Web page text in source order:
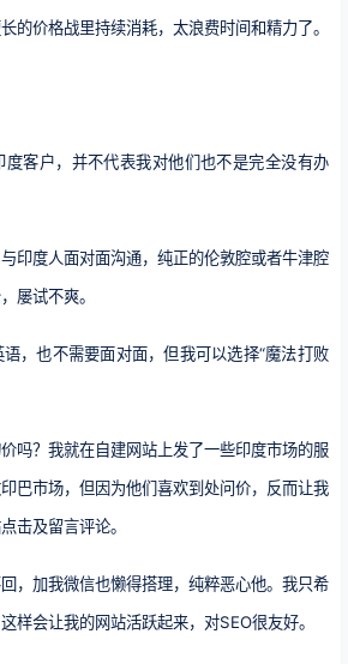
的价格战里持续消耗，太浪费时间和精力了。
客户，并不代表我对他们也不是完全没有办
印度人面对面沟通，纯正的伦敦腔或者牛津腔
屡试不爽。
，也不需要面对面，但我可以选择“魔法打败
吗？我就在自建网站上发了一些印度市场的服
巴市场，但因为他们喜欢到处问价，反而让我
击及留言评论。
，加我微信也懒得搭理，纯粹恶心他。我只希
样会让我的网站活跃起来，对SEO很友好。